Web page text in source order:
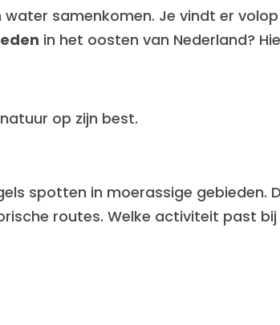
samenkomen. Je vindt er
in het oosten van Nederland?
op zijn best.
spotten in moerassige gebieden.
routes. Welke activiteit past bij